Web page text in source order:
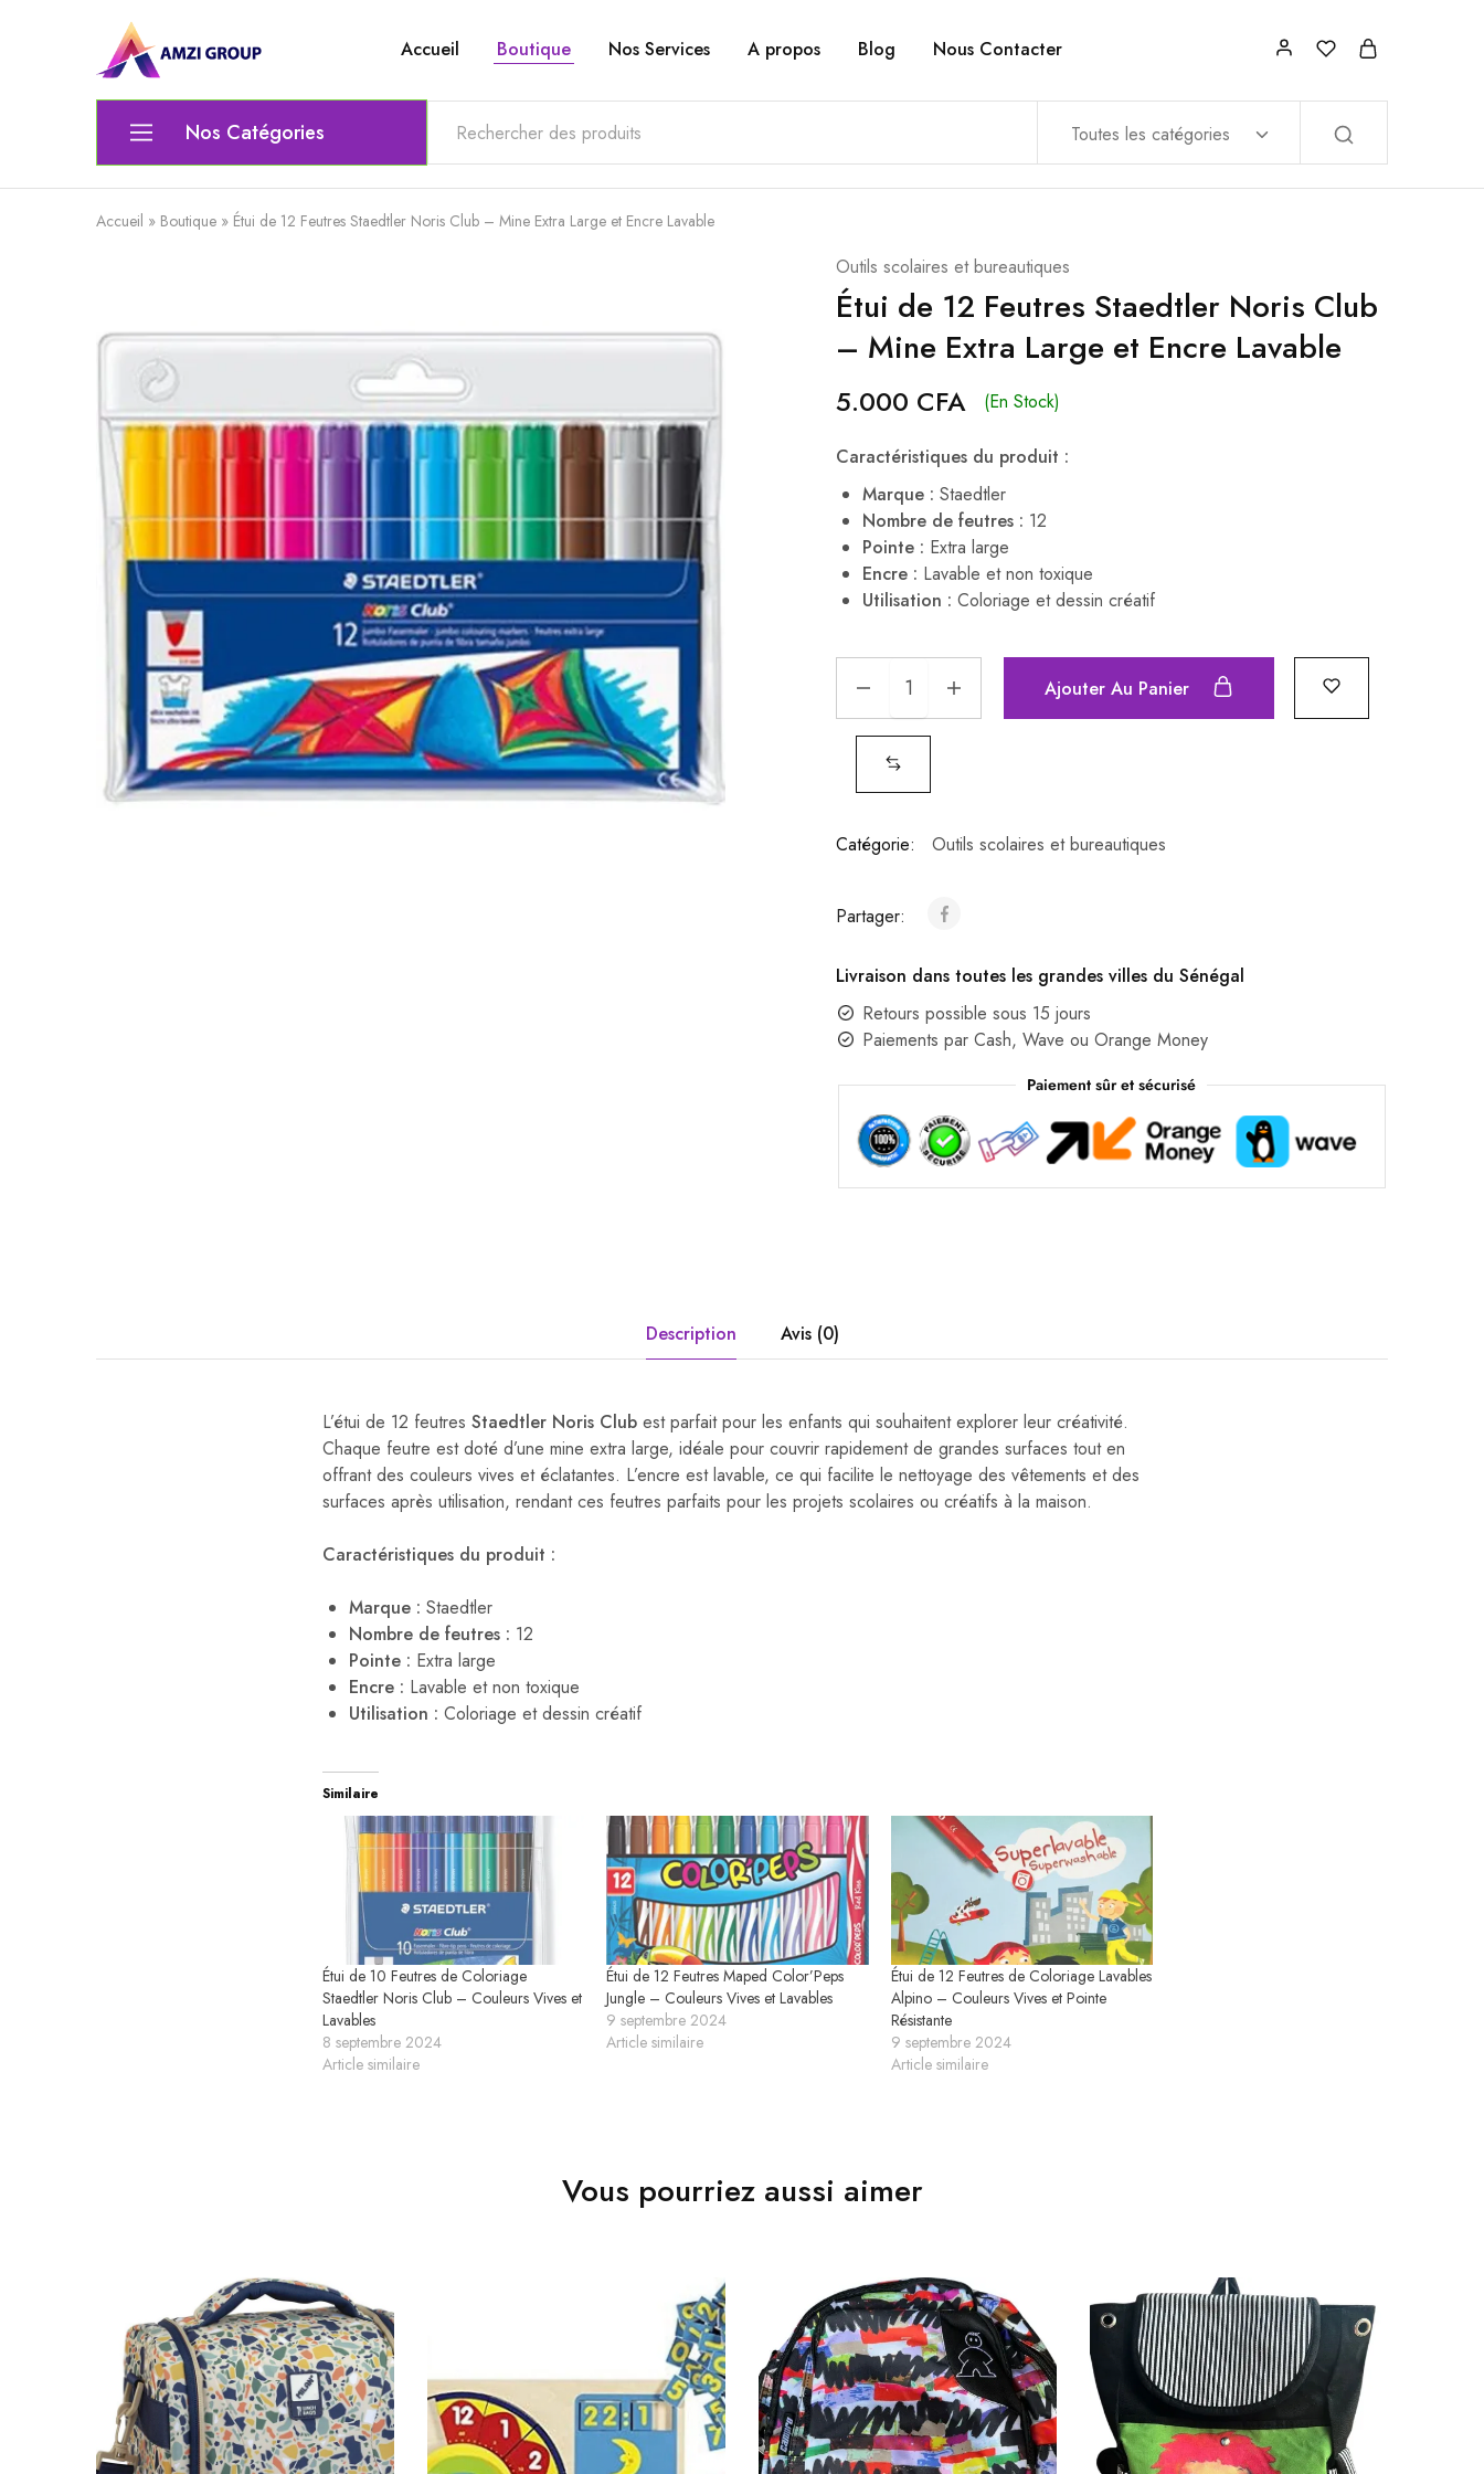
Amzi
Group
Le
top
l'electronique
Accueil Boutique Nos Services A propos Blog Nous Contacter
Nos Catégories
Lunettes
Chaise gamer
Audio et Vidéo
Montres
Manette et controller
Boitier gamer
Accessoires informatiques
Système de securité
Blog
Toutes les catégories
Accueil » Boutique » Étui de 12 Feutres Staedtler Noris Club – Mine Extra Large et Encre Lavable
Outils scolaires et bureautiques
Étui de 12 Feutres Staedtler Noris Club
– Mine Extra Large et Encre Lavable
5.000 CFA (En Stock)
Caractéristiques du produit :
Marque : Staedtler
Nombre de feutres : 12
Pointe : Extra large
Encre : Lavable et non toxique
Utilisation : Coloriage et dessin créatif
Ajouter Au Panier
Catégorie: Outils scolaires et bureautiques
Partager:
Livraison dans toutes les grandes villes du Sénégal
Retours possible sous 15 jours
Paiements par Cash, Wave ou Orange Money
Paiement sûr et sécurisé
Description Avis (0)
L’étui de 12 feutres Staedtler Noris Club est parfait pour les enfants qui souhaitent explorer leur créativité.
Chaque feutre est doté d’une mine extra large, idéale pour couvrir rapidement de grandes surfaces tout en
offrant des couleurs vives et éclatantes. L’encre est lavable, ce qui facilite le nettoyage des vêtements et des
surfaces après utilisation, rendant ces feutres parfaits pour les projets scolaires ou créatifs à la maison.
Caractéristiques du produit :
Marque : Staedtler
Nombre de feutres : 12
Pointe : Extra large
Encre : Lavable et non toxique
Utilisation : Coloriage et dessin créatif
Similaire
Étui de 10 Feutres de Coloriage
Staedtler Noris Club – Couleurs Vives et
Lavables
8 septembre 2024
Article similaire
Étui de 12 Feutres Maped Color’Peps
Jungle – Couleurs Vives et Lavables
9 septembre 2024
Article similaire
Étui de 12 Feutres de Coloriage Lavables
Alpino – Couleurs Vives et Pointe
Résistante
9 septembre 2024
Article similaire
Vous pourriez aussi aimer